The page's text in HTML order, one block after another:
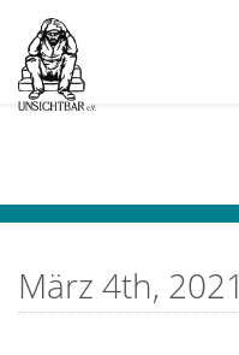
März 4th, 2021